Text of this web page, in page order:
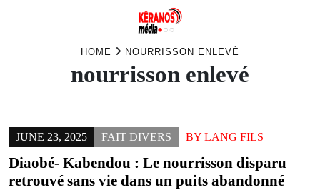
HOME NOURRISSON ENLEVÉ
nourrisson enlevé
JUNE 23, 2025 FAIT DIVERS BY LANG FILS
Diaobé- Kabendou : Le nourrisson disparu
retrouvé sans vie dans un puits abandonné